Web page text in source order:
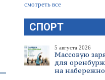
смотреть все
СПОРТ
5 августа 2026
Массовую
для
на